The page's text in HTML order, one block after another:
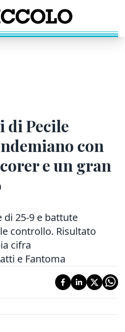
di Pecile
con
e un gran
di 25-9 e battute
controllo. Risultato
cifra
e Fantoma